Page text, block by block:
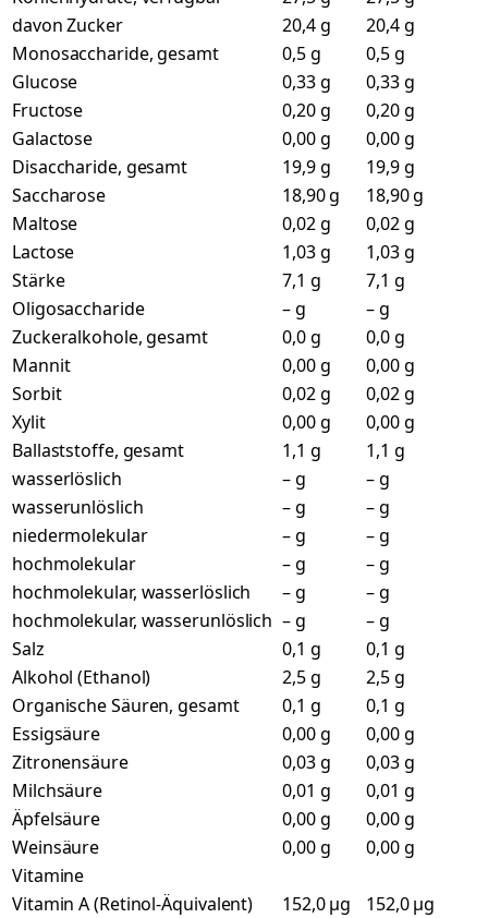
davon Zucker
20,4 g
20,4 g
Monosaccharide, gesamt
0,5 g
0,5 g
Glucose
0,33 g
0,33 g
Fructose
0,20 g
0,20 g
Galactose
0,00 g
0,00 g
Disaccharide, gesamt
19,9 g
19,9 g
Saccharose
18,90 g
18,90 g
Maltose
0,02 g
0,02 g
Lactose
1,03 g
1,03 g
Stärke
7,1 g
7,1 g
Oligosaccharide
– g
– g
Zuckeralkohole, gesamt
0,0 g
0,0 g
Mannit
0,00 g
0,00 g
Sorbit
0,02 g
0,02 g
Xylit
0,00 g
0,00 g
Ballaststoffe, gesamt
1,1 g
1,1 g
wasserlöslich
– g
– g
wasserunlöslich
– g
– g
niedermolekular
– g
– g
hochmolekular
– g
– g
hochmolekular, wasserlöslich
– g
– g
hochmolekular, wasserunlöslich – g
– g
Salz
0,1 g
0,1 g
Alkohol (Ethanol)
2,5 g
2,5 g
Organische Säuren, gesamt
0,1 g
0,1 g
Essigsäure
0,00 g
0,00 g
Zitronensäure
0,03 g
0,03 g
Milchsäure
0,01 g
0,01 g
Äpfelsäure
0,00 g
0,00 g
Weinsäure
0,00 g
0,00 g
Vitamine
Vitamin A (Retinol-Äquivalent)
152,0 µg
152,0 µg